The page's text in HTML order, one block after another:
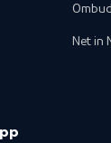
Net in